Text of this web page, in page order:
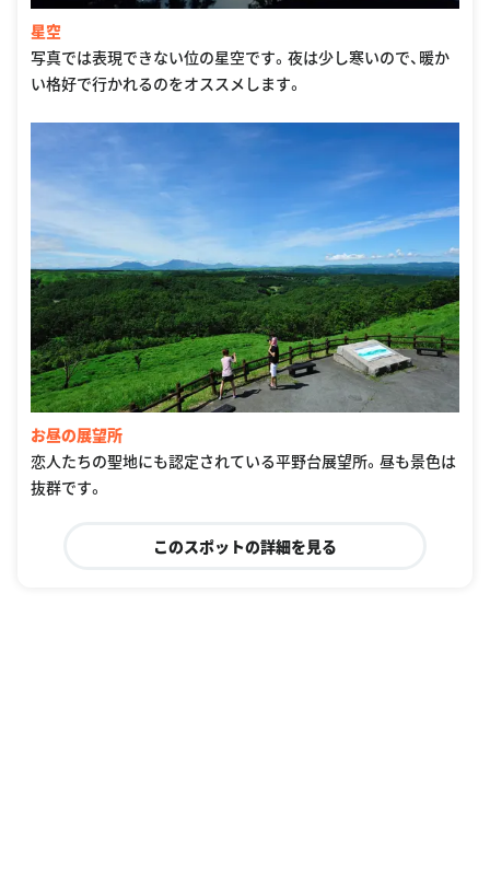
星空
写真では表現できない位の星空です。夜は少し寒いので、暖か
い格好で行かれるのをオススメします。
お昼の展望所
恋人たちの聖地にも認定されている平野台展望所。昼も景色は
抜群です。
このスポットの詳細を見る